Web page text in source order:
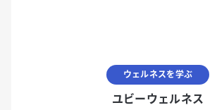
ウェルネスを学ぶ
ユビーウェルネス